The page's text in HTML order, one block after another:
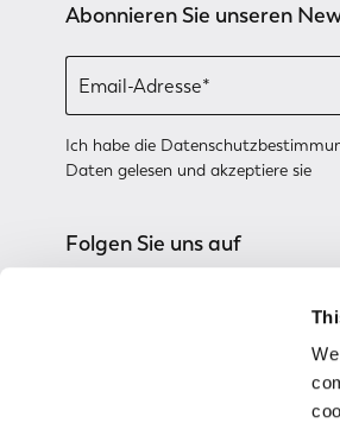
Abonnieren Sie unseren
Ich habe die
Daten gelesen und akzeptiere sie
Folgen Sie uns auf